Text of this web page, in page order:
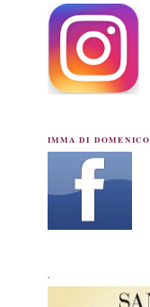
IMMA DI DOMENICO
.